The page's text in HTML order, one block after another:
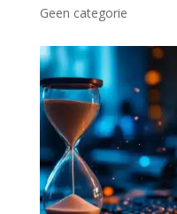
Geen categorie